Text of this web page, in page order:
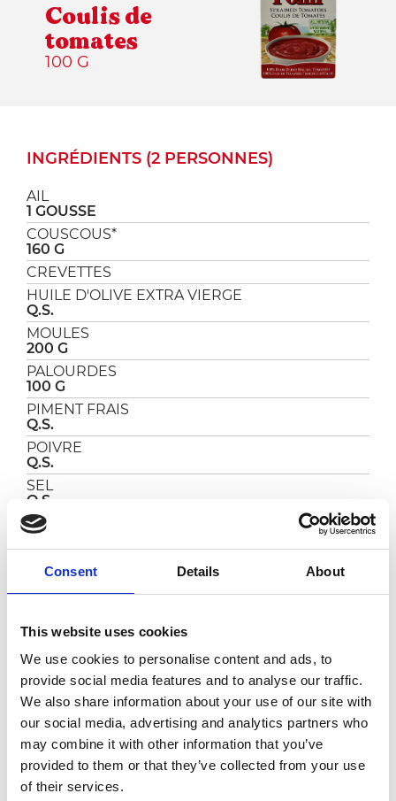
Consent Details About
This website uses cookies
We use cookies to personalise content and ads, to
provide social media features and to analyse our traffic.
We also share information about your use of our site with
our social media, advertising and analytics partners who
may combine it with other information that you’ve
provided to them or that they’ve collected from your use
of their services.
Coulis de
tomates
100 G
INGRÉDIENTS (2 PERSONNES)
AIL
1 GOUSSE
COUSCOUS*
160 G
CREVETTES
HUILE D'OLIVE EXTRA VIERGE
Q.S.
MOULES
200 G
PALOURDES
100 G
PIMENT FRAIS
Q.S.
POIVRE
Q.S.
SEL
Q.S.
THYM
Q.S.
Q.S.
PRÉPARATION
Bien nettoyer le poisson et faire dorer l'ail et le
piment dans une poêle avec de l'huile d'olive
extra vierge et un zeste de citron.
Ajouter les moules et les palourdes dans la
poêle et les ouvrir à couvert.
Filtrer le bouillon obtenu et retirer les
mollusques des coquilles.